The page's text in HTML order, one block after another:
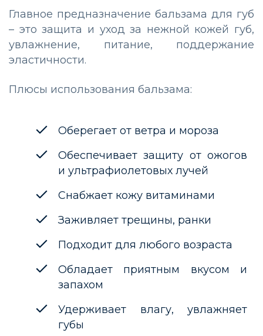
Главное предназначение бальзама для губ
– это защита и уход за нежной кожей губ,
увлажнение, питание, поддержание
эластичности.
Плюсы использования бальзама:
Оберегает от ветра и мороза
Обеспечивает защиту от ожогов
и ультрафиолетовых лучей
Снабжает кожу витаминами
Заживляет трещины, ранки
Подходит для любого возраста
Обладает приятным вкусом и
запахом
Удерживает влагу, увлажняет
губы